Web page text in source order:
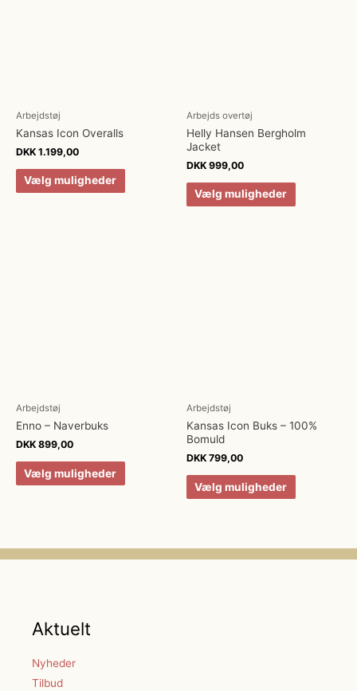
Arbejdstøj
Kansas Icon Overalls
DKK 1.199,00
Vælg muligheder
Arbejds overtøj
Helly Hansen Bergholm
Jacket
DKK 999,00
Vælg muligheder
Arbejdstøj
Enno – Naverbuks
DKK 899,00
Vælg muligheder
Arbejdstøj
Kansas Icon Buks – 100%
Bomuld
DKK 799,00
Vælg muligheder
Aktuelt
Nyheder
Tilbud